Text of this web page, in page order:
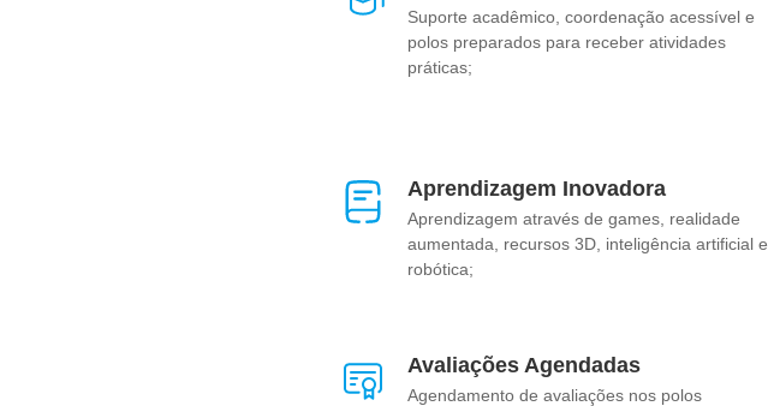
Suporte acadêmico, coordenação acessível e
polos preparados para receber atividades
práticas;
Aprendizagem Inovadora
Aprendizagem através de games, realidade
aumentada, recursos 3D, inteligência artificial e
robótica;
Avaliações Agendadas
Agendamento de avaliações nos polos